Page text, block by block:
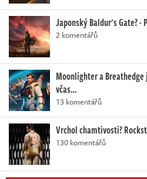
Japonský Baldur's Gate?
2 komentářů
Moonlighter a Breathedge
včas…
13 komentářů
Vrchol chamtivosti?
130 komentářů